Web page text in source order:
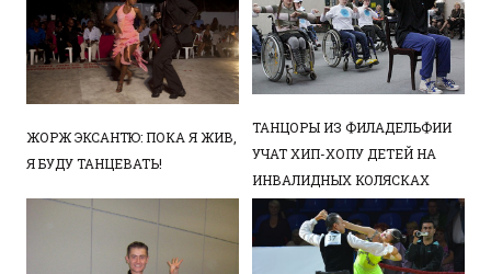
ЖОРЖ ЭКСАНТЮ: ПОКА Я ЖИВ,
Я БУДУ ТАНЦЕВАТЬ!
ТАНЦОРЫ ИЗ ФИЛАДЕЛЬФИИ
УЧАТ ХИП-ХОПУ ДЕТЕЙ НА
ИНВАЛИДНЫХ КОЛЯСКАХ